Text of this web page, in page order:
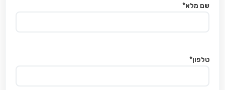
שם מלא*
טלפון*